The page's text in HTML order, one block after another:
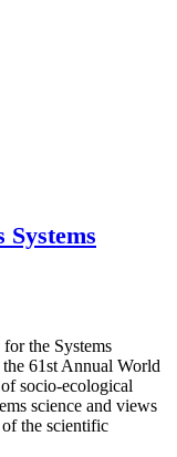
Systems
the Systems
61st Annual World
socio-ecological
science and views
the scientific